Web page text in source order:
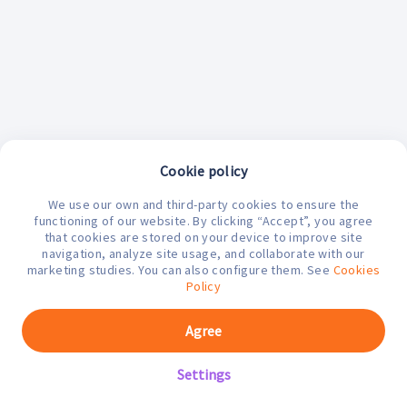
¿En qué podemos ayudarte hoy?
Cookie policy
We use our own and third-party cookies to ensure the
functioning of our website. By clicking “Accept”, you agree
that cookies are stored on your device to improve site
navigation, analyze site usage, and collaborate with our
marketing studies. You can also configure them. See Cookies
Policy
Settings
Agree